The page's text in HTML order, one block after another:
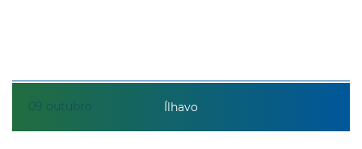
09 outubro Ílhavo